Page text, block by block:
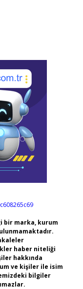
bir marka, kurum
haber niteliği
hakkında
ve kişiler ile isim
bilgiler